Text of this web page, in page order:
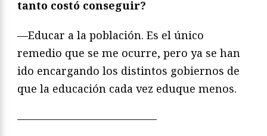
tanto costó conseguir?
—Educar a la población. Es el único
remedio que se me ocurre, pero ya se han
ido encargando los distintos gobiernos de
que la educación cada vez eduque menos.
—————————————